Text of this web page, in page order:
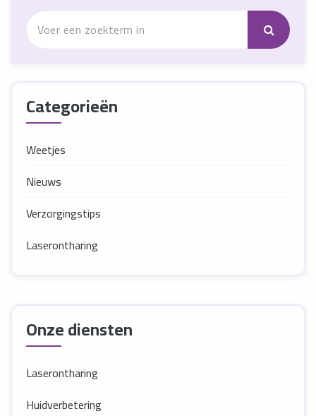
Categorieën
Weetjes
Nieuws
Verzorgingstips
Laserontharing
Onze diensten
Laserontharing
Huidverbetering